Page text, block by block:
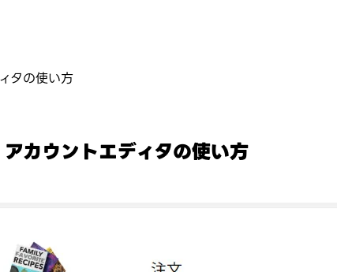
タの使い方
カウントエディタの使い方